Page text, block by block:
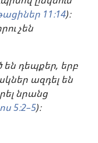
11։14)։
չեն
դեպքեր, երբ
ազդել են
նրանց
5։2–5)։